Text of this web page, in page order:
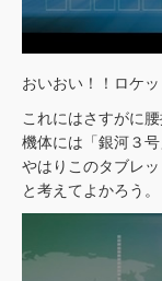
おいおい！！ロケ
これにはさすがに
機体には「銀河３
やはりこのタブレ
と考えてよかろう。